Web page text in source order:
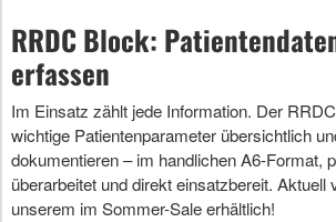
RRDC Block:
erfassen
Im Einsatz zählt jede Information. Der
wichtige Patientenparameter übersichtlich
dokumentieren – im handlichen A6-Format,
überarbeitet und direkt einsatzbereit. Aktuell
unserem im Sommer-Sale erhältlich!